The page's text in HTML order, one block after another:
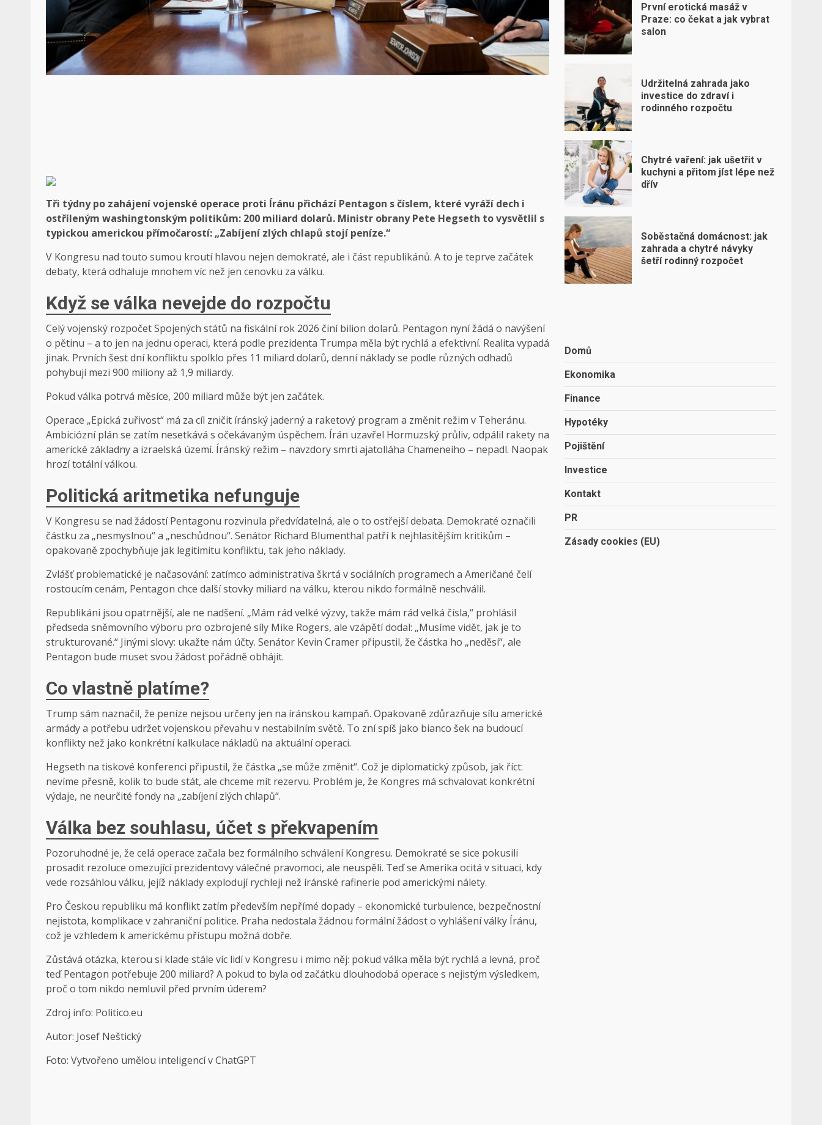
Tři týdny po zahájení vojenské operace proti Íránu přichází Pentagon s číslem, které vyráží dech i
ostříleným washingtonským politikům: 200 miliard dolarů. Ministr obrany Pete Hegseth to vysvětlil s
typickou americkou přímočarostí: „Zabíjení zlých chlapů stojí peníze.“
V Kongresu nad touto sumou kroutí hlavou nejen demokraté, ale i část republikánů. A to je teprve začátek
debaty, která odhaluje mnohem víc než jen cenovku za válku.
Když se válka nevejde do rozpočtu
Celý vojenský rozpočet Spojených států na fiskální rok 2026 činí bilion dolarů. Pentagon nyní žádá o navýšení
o pětinu – a to jen na jednu operaci, která podle prezidenta Trumpa měla být rychlá a efektivní. Realita vypadá
jinak. Prvních šest dní konfliktu spolklo přes 11 miliard dolarů, denní náklady se podle různých odhadů
pohybují mezi 900 miliony až 1,9 miliardy.
Pokud válka potrvá měsíce, 200 miliard může být jen začátek.
Operace „Epická zuřivost“ má za cíl zničit íránský jaderný a raketový program a změnit režim v Teheránu.
Ambiciózní plán se zatím nesetkává s očekávaným úspěchem. Írán uzavřel Hormuzský průliv, odpálil rakety na
americké základny a izraelská území. Íránský režim – navzdory smrti ajatolláha Chameneího – nepadl. Naopak
hrozí totální válkou.
Politická aritmetika nefunguje
V Kongresu se nad žádostí Pentagonu rozvinula předvídatelná, ale o to ostřejší debata. Demokraté označili
částku za „nesmyslnou“ a „neschůdnou“. Senátor Richard Blumenthal patří k nejhlasitějším kritikům –
opakovaně zpochybňuje jak legitimitu konfliktu, tak jeho náklady.
Zvlášť problematické je načasování: zatímco administrativa škrtá v sociálních programech a Američané čelí
rostoucím cenám, Pentagon chce další stovky miliard na válku, kterou nikdo formálně neschválil.
Republikáni jsou opatrnější, ale ne nadšení. „Mám rád velké výzvy, takže mám rád velká čísla,“ prohlásil
předseda sněmovního výboru pro ozbrojené síly Mike Rogers, ale vzápětí dodal: „Musíme vidět, jak je to
strukturované.“ Jinými slovy: ukažte nám účty. Senátor Kevin Cramer připustil, že částka ho „neděsí“, ale
Pentagon bude muset svou žádost pořádně obhájit.
Co vlastně platíme?
Trump sám naznačil, že peníze nejsou určeny jen na íránskou kampaň. Opakovaně zdůrazňuje sílu americké
armády a potřebu udržet vojenskou převahu v nestabilním světě. To zní spíš jako bianco šek na budoucí
konflikty než jako konkrétní kalkulace nákladů na aktuální operaci.
Hegseth na tiskové konferenci připustil, že částka „se může změnit“. Což je diplomatický způsob, jak říct:
nevíme přesně, kolik to bude stát, ale chceme mít rezervu. Problém je, že Kongres má schvalovat konkrétní
výdaje, ne neurčité fondy na „zabíjení zlých chlapů“.
Válka bez souhlasu, účet s překvapením
Pozoruhodné je, že celá operace začala bez formálního schválení Kongresu. Demokraté se sice pokusili
prosadit rezoluce omezující prezidentovy válečné pravomoci, ale neuspěli. Teď se Amerika ocitá v situaci, kdy
vede rozsáhlou válku, jejíž náklady explodují rychleji než íránské rafinerie pod americkými nálety.
Pro Českou republiku má konflikt zatím především nepřímé dopady – ekonomické turbulence, bezpečnostní
nejistota, komplikace v zahraniční politice. Praha nedostala žádnou formální žádost o vyhlášení války Íránu,
což je vzhledem k americkému přístupu možná dobře.
Zůstává otázka, kterou si klade stále víc lidí v Kongresu i mimo něj: pokud válka měla být rychlá a levná, proč
teď Pentagon potřebuje 200 miliard? A pokud to byla od začátku dlouhodobá operace s nejistým výsledkem,
proč o tom nikdo nemluvil před prvním úderem?
Zdroj info: Politico.eu
Autor: Josef Neštický
Foto: Vytvořeno umělou inteligencí v ChatGPT
První erotická masáž v
Praze: co čekat a jak vybrat
salon
Udržitelná zahrada jako
investice do zdraví i
rodinného rozpočtu
Chytré vaření: jak ušetřit v
kuchyni a přitom jíst lépe než
dřív
Soběstačná domácnost: jak
zahrada a chytré návyky
šetří rodinný rozpočet
Domů
Ekonomika
Finance
Hypotéky
Pojištění
Investice
Kontakt
PR
Zásady cookies (EU)